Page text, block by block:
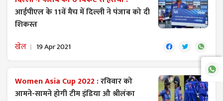
आईपीएल के 11वें मैच में दिल्ली ने पंजाब को दी
शिकस्त
खेल 19 Apr 2021
Women Asia Cup 2022 :रविवार को
आमने-सामने होगी टीम इंडिया औ श्रीलंका